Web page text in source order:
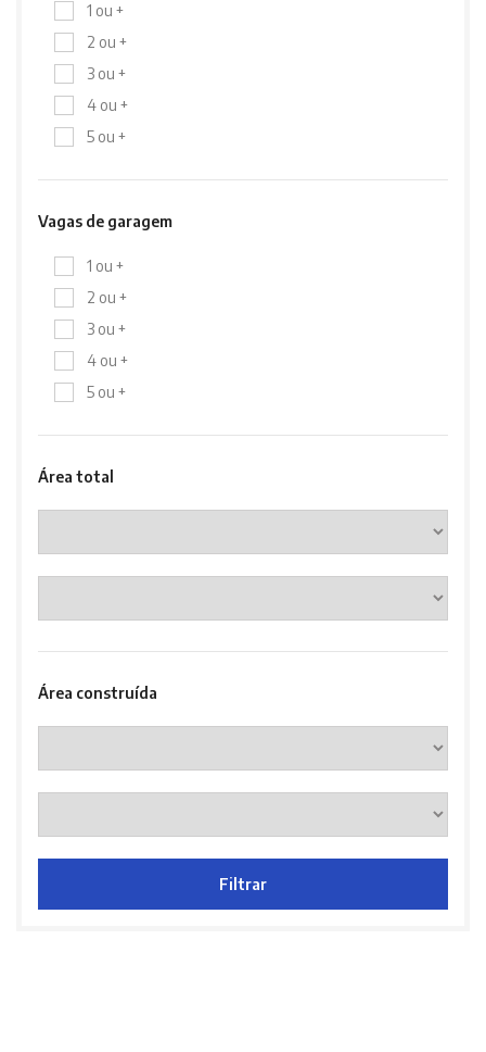
1 ou +
2 ou +
3 ou +
4 ou +
5 ou +
Vagas de garagem
1 ou +
2 ou +
3 ou +
4 ou +
5 ou +
Área total
Área construída
Filtrar